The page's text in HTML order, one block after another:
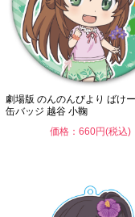
劇場版 のんのんびより ばけ
缶バッジ 越谷 小鞠
価格：660円(税込)